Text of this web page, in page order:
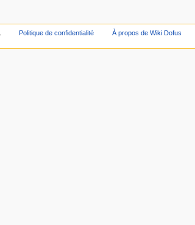
Politique de confidentialité À propos de Wiki Dofus